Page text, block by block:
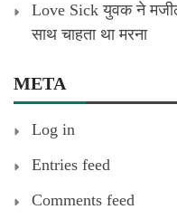
Love Sick युवक ने
साथ चाहता था मरना
META
Log in
Entries feed
Comments feed